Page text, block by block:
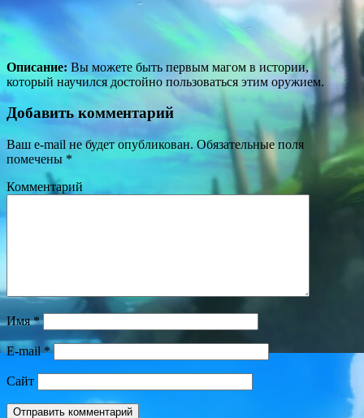
Описание: Вы можете быть первым магом в истории,
который научился достойно пользоваться этим оружием.
Добавить комментарий
Ваш e-mail не будет опубликован. Обязательные поля
помечены *
Комментарий
Имя*
E-mail*
Сайт